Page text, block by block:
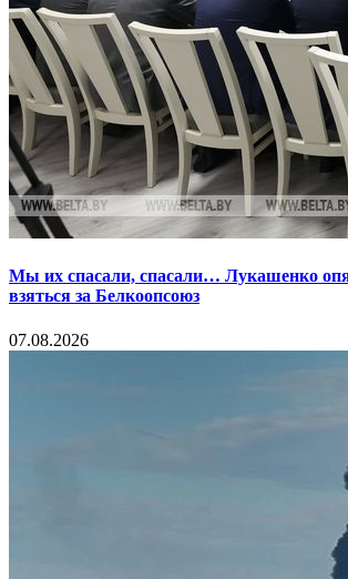
Мы их спасали, спасали… Лукашенко
взяться за Белкоопсоюз
07.08.2026